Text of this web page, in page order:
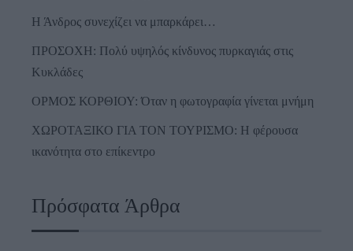
Η Άνδρος συνεχίζει να μπαρκάρει…
ΠΡΟΣΟΧΗ: Πολύ υψηλός κίνδυνος πυρκαγιάς στις
Κυκλάδες
ΟΡΜΟΣ ΚΟΡΘΙΟΥ: Όταν η φωτογραφία γίνεται μνήμη
ΧΩΡΟΤΑΞΙΚΟ ΓΙΑ ΤΟΝ ΤΟΥΡΙΣΜΟ: Η φέρουσα
ικανότητα στο επίκεντρο
Πρόσφατα Άρθρα